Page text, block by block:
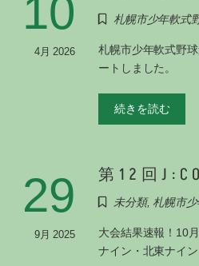
10
4月 2026
札幌市少年軟式
札幌市少年軟式野
ートしました。
続きを読む
29
9月 2025
第12回
未分類,札幌市
大会結果速報！10
ナイン・北東ナイ